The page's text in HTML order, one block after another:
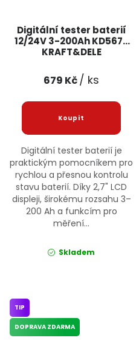
Digitální tester baterií
12/24V 3-200Ah KD5673
KRAFT&DELE
679 Kč/ ks
Digitální tester baterií je
praktickým pomocníkem pro
rychlou a přesnou kontrolu
stavu baterií. Díky 2,7" LCD
displeji, širokému rozsahu 3–
200 Ah a funkcím pro
měření...
Skladem
TIP
DOPRAVA ZDARMA